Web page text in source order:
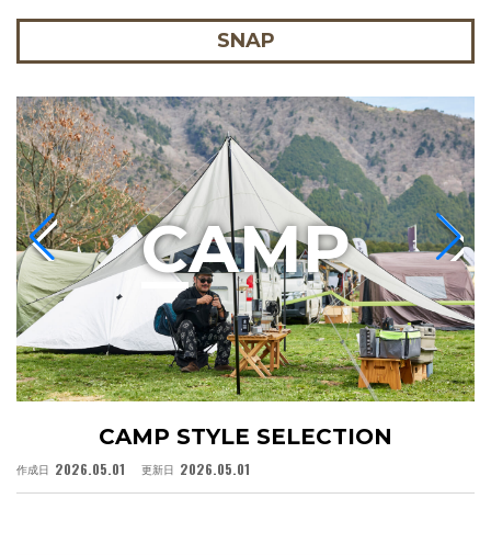
SNAP
CAMP STYLE SELECTION
作成日 2026.05.01 更新日 2026.05.01
CAMP